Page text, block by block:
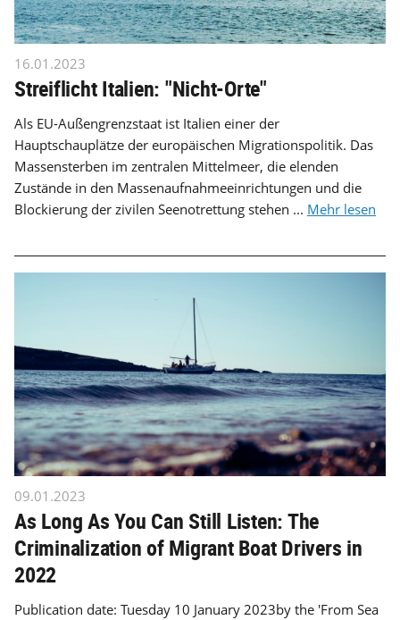
16.01.2023
Streiflicht Italien: "Nicht-Orte"
Als EU-Außengrenzstaat ist Italien einer der
Hauptschauplätze der europäischen Migrationspolitik. Das
Massensterben im zentralen Mittelmeer, die elenden
Zustände in den Massenaufnahmeeinrichtungen und die
Blockierung der zivilen Seenotrettung stehen ... Mehr lesen
09.01.2023
As Long As You Can Still Listen: The
Criminalization of Migrant Boat Drivers in
2022
Publication date: Tuesday 10 January 2023by the 'From Sea